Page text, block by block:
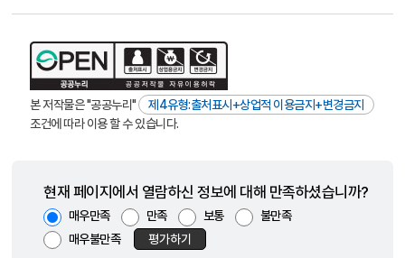
본 저작물은 "공공누리"
제4유형:출처표시+상업적 이용금지+변경금지
조건에 따라 이용 할 수 있습니다.
현재 페이지에서 열람하신 정보에 대해 만족하셨습니까?
매우만족 만족 보통
불만족
매우불만족
평가하기